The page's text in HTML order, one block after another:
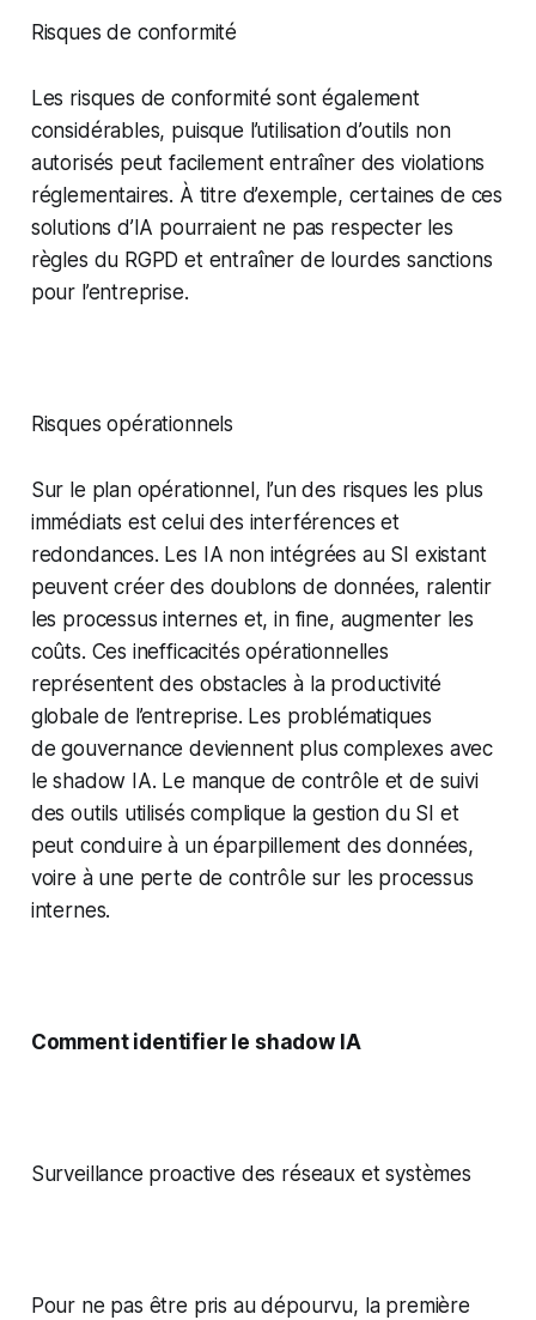
Risques de conformité
Les risques de conformité sont également
considérables, puisque l’utilisation d’outils non
autorisés peut facilement entraîner des violations
réglementaires. À titre d’exemple, certaines de ces
solutions d’IA pourraient ne pas respecter les
règles du RGPD et entraîner de lourdes sanctions
pour l’entreprise.
Risques opérationnels
Sur le plan opérationnel, l’un des risques les plus
immédiats est celui des interférences et
redondances. Les IA non intégrées au SI existant
peuvent créer des doublons de données, ralentir
les processus internes et,in fine, augmenter les
coûts. Ces inefficacités opérationnelles
représentent des obstacles à la productivité
globale de l’entreprise. Les problématiques
de gouvernance deviennent plus complexes avec
le shadow IA. Le manque de contrôle et de suivi
des outils utilisés complique la gestion du SI et
peut conduire à un éparpillement des données,
voire à une perte de contrôle sur les processus
internes.
Comment identifier le shadow IA
Surveillance proactive des réseaux et systèmes
Pour ne pas être pris au dépourvu, la première